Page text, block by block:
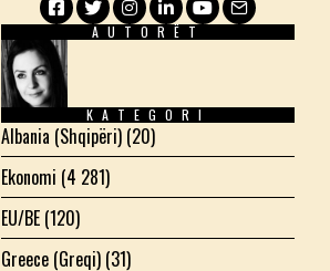
Facebook
TwitterInstagram
LinkedIn
YouTube
Email
AUTORËT
KATEGORI
Albania (Shqipëri) (20)
Ekonomi (4 281)
EU/BE (120)
Greece (Greqi) (31)